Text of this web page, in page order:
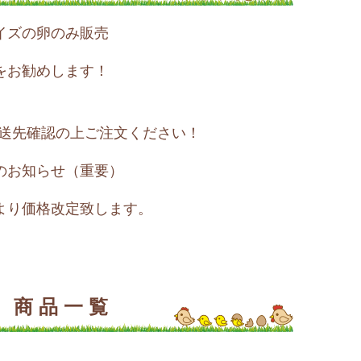
ズの卵のみ販売
お勧めします！
確認の上ご注文ください！
知らせ（重要）
り価格改定致します。
商品一覧